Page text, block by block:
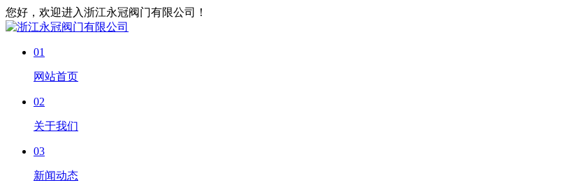
您好，欢迎进入浙江永冠阀门有限公司！
01
网站首页
02
关于我们
03
新闻动态